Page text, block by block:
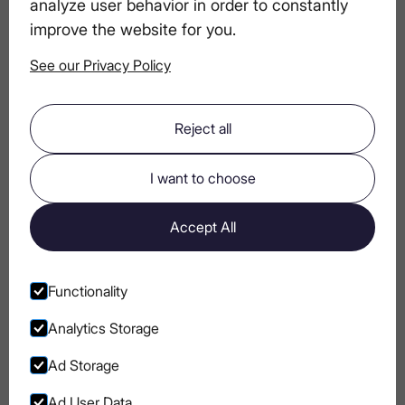
analyze user behavior in order to constantly
improve the website for you.
See our Privacy Policy
Reject all
I want to choose
Accept All
Functionality
Analytics Storage
Ad Storage
Як визначити, чи горілка справді
Прості коктейлі на Гелловін: ідеї для
моторошних напоїв з горілкою
Горілка як засіб для очищення смаку